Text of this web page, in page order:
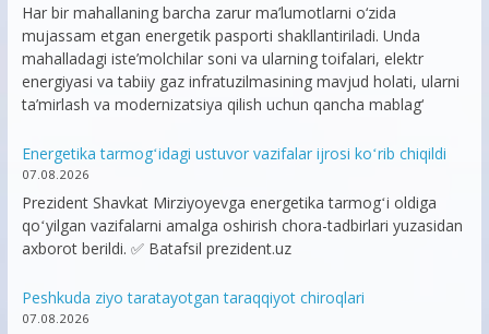
Har bir mahallaning barcha zarur ma’lumotlarni o‘zida
mujassam etgan energetik pasporti shakllantiriladi. Unda
mahalladagi iste’molchilar soni va ularning toifalari, elektr
energiyasi va tabiiy gaz infratuzilmasining mavjud holati, ularni
ta’mirlash va modernizatsiya qilish uchun qancha mablag‘
Energetika tarmogʻidagi ustuvor vazifalar ijrosi koʻrib chiqildi
07.08.2026
Prezident Shavkat Mirziyoyevga energetika tarmogʻi oldiga
qoʻyilgan vazifalarni amalga oshirish chora-tadbirlari yuzasidan
axborot berildi. ✅ Batafsil prezident.uz
Peshkuda ziyo taratayotgan taraqqiyot chiroqlari
07.08.2026